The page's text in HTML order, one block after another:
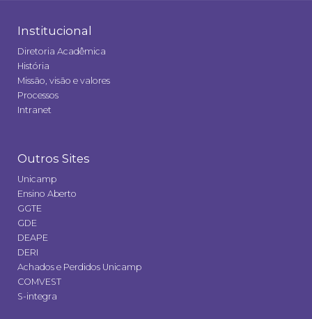
Institucional
Diretoria Acadêmica
História
Missão, visão e valores
Processos
Intranet
Outros Sites
Unicamp
Ensino Aberto
GGTE
GDE
DEAPE
DERI
Achados e Perdidos Unicamp
COMVEST
S-integra